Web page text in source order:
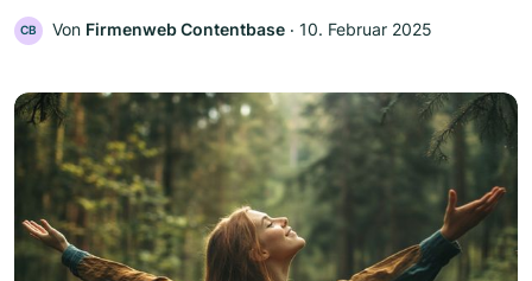
CB Von Firmenweb Contentbase ‧ 10. Februar 2025